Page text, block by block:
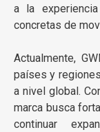
a la
concretas de
Actualmente,
países y
a nivel global.
marca busca
continuar